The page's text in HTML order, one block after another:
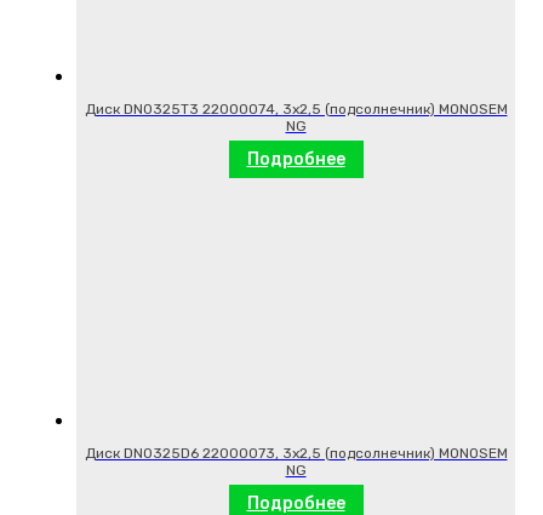
Диск DN0325T3 22000074, 3х2,5 (подсолнечник) MONOSEM
NG
Подробнее
Диск DN0325D6 22000073, 3х2,5 (подсолнечник) MONOSEM
NG
Подробнее